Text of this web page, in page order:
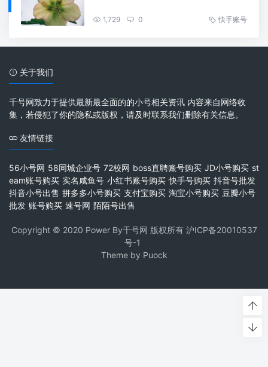
1,729 0 快手账号
关于我们
千号网致力于提供最新最全面的的小号相关资讯 内容来自网络收
集，若侵犯了你的隐私或版权，请及时联系我们删除有关信息。
友情链接
56小号网 58同城企业号 72校网 boss直聘账号购买 JD小号购买 st
eam账号购买 实名咸鱼号 小红书账号购买 快手号购买 抖音号批发
抖音小号出售 拼多多小号购买 支付宝购买 淘宝小号购买 豆瓣小号
批发 账号购买 速号网 陌陌号出售
Copyright © 2020 Power By千号网 版权所有 沪ICP备20010537
号-1
Theme by Puock